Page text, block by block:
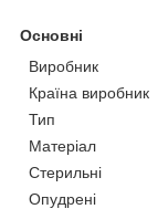
Основні
Виробник
Країна виробник
Тип
Матеріал
Стерильні
Опудрені